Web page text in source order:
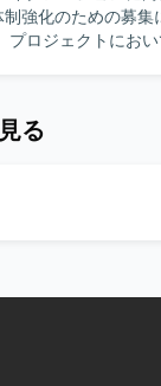
ストア、権限、
。セキュリティ、
断力をお持ちの方
まで幅広い工程に
だけます。また、
のための募集になり
ロジェクトにお
グランドデザイン
、リグレッション
る